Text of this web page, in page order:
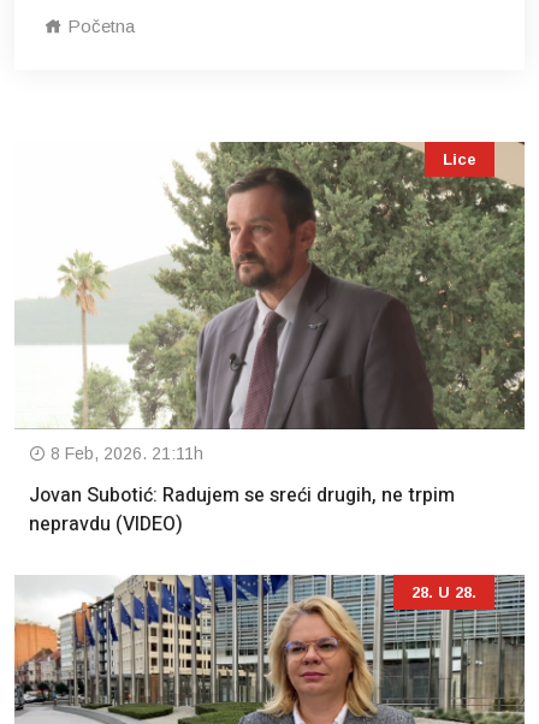
Početna
Lice
8 Feb, 2026. 21:11h
Jovan Subotić: Radujem se sreći drugih, ne trpim
nepravdu (VIDEO)
28. U 28.